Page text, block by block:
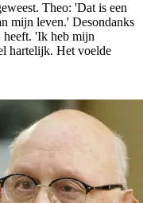
Theo: 'Dat is een
mijn leven.' Desondanks
'Ik heb mijn
hartelijk. Het voelde